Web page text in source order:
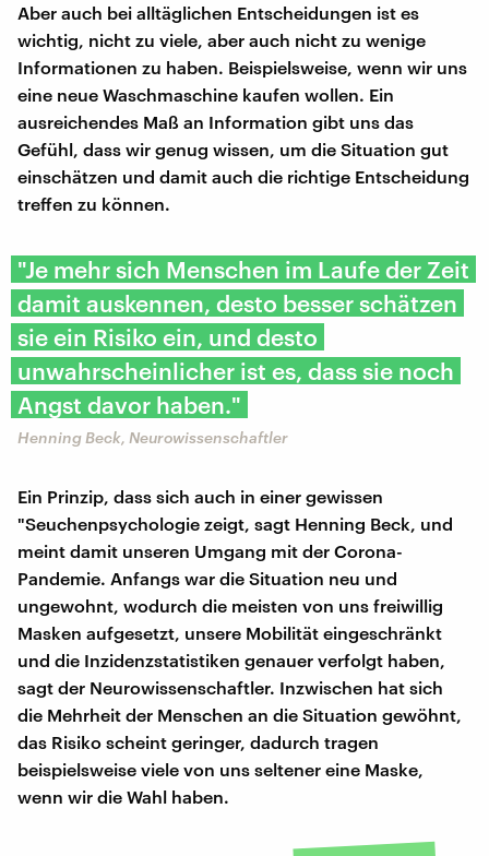
Aber auch bei alltäglichen Entscheidungen ist es
wichtig, nicht zu viele, aber auch nicht zu wenige
Informationen zu haben. Beispielsweise, wenn wir uns
eine neue Waschmaschine kaufen wollen. Ein
ausreichendes Maß an Information gibt uns das
Gefühl, dass wir genug wissen, um die Situation gut
einschätzen und damit auch die richtige Entscheidung
treffen zu können.
"Je mehr sich Menschen im Laufe der Zeit
damit auskennen, desto besser schätzen
sie ein Risiko ein, und desto
unwahrscheinlicher ist es, dass sie noch
Angst davor haben."
Henning Beck, Neurowissenschaftler
Ein Prinzip, dass sich auch in einer gewissen
"Seuchenpsychologie zeigt, sagt Henning Beck, und
meint damit unseren Umgang mit der Corona-
Pandemie. Anfangs war die Situation neu und
ungewohnt, wodurch die meisten von uns freiwillig
Masken aufgesetzt, unsere Mobilität eingeschränkt
und die Inzidenzstatistiken genauer verfolgt haben,
sagt der Neurowissenschaftler. Inzwischen hat sich
die Mehrheit der Menschen an die Situation gewöhnt,
das Risiko scheint geringer, dadurch tragen
beispielsweise viele von uns seltener eine Maske,
wenn wir die Wahl haben.